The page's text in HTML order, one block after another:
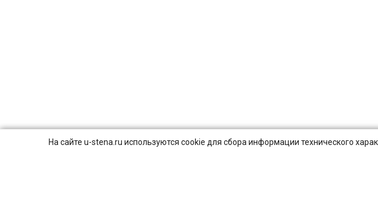
На сайте u-stena.ru используются cookie для сбора информации технического